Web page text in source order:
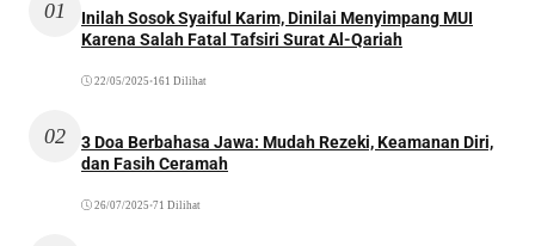
01
Inilah Sosok Syaiful Karim, Dinilai Menyimpang MUI
Karena Salah Fatal Tafsiri Surat Al-Qariah
22/05/2025 •161 Dilihat
02
3 Doa Berbahasa Jawa: Mudah Rezeki, Keamanan Diri,
dan Fasih Ceramah
26/07/2025 •71 Dilihat